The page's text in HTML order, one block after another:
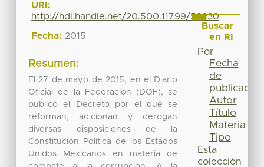
URI:
http://hdl.handle.net/20.500.11799/58230
Fecha: 2015
Resumen:
El 27 de mayo de 2015, en el Diario
Oficial de la Federación (DOF), se
publicó el Decreto por el que se
reforman, adicionan y derogan
diversas disposiciones de la
Constitución Política de los Estados
Unidos Mexicanos en materia de
Buscar
en RI
Por
Fecha
de
publicación
Autor
Título
Materia
Tipo
Esta
colección